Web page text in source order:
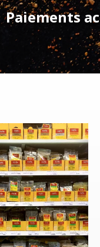
Paiements